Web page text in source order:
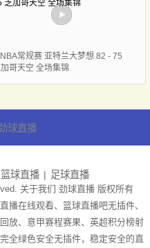
常规赛 亚特兰大梦想 82 - 75
哥天空 全场集锦
球直播
篮球直播 足球直播
关于我们 劲球直播版权所有
播在线观看、篮球直播吧无插件、
放、意甲赛程赛果、英超积分榜射
全绿色安全无插件，稳定安全的直